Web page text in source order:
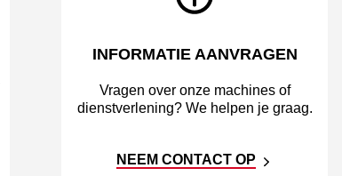
INFORMATIE AANVRAGEN
Vragen over onze machines of
dienstverlening? We helpen je graag.
NEEM CONTACT OP